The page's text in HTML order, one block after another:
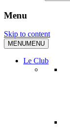
Menu
Skip to content
MENUMENU
Le Club